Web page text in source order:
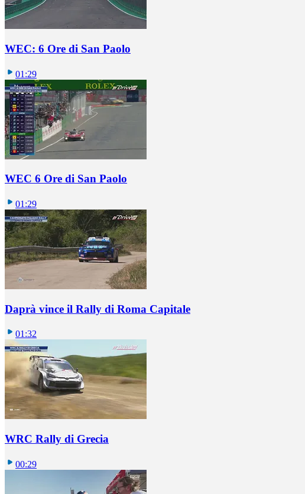
WEC: 6 Ore di San Paolo
01:29
WEC 6 Ore di San Paolo
01:29
Daprà vince il Rally di Roma Capitale
01:32
WRC Rally di Grecia
00:29